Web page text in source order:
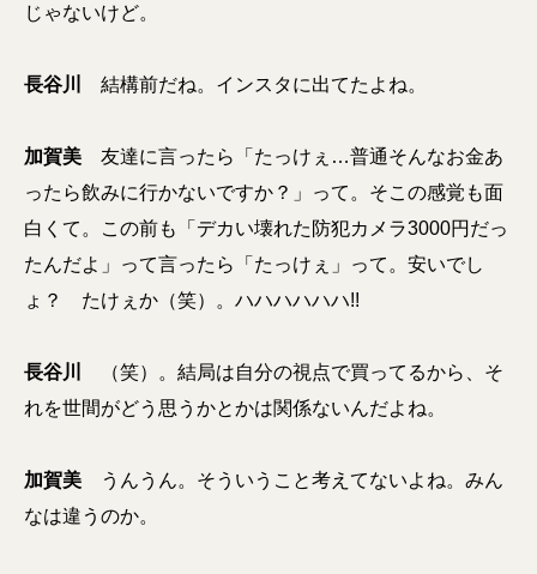
じゃないけど。
長谷川 結構前だね。インスタに出てたよね。
加賀美 友達に言ったら「たっけぇ…普通そんなお金あ
ったら飲みに行かないですか？」って。そこの感覚も面
白くて。この前も「デカい壊れた防犯カメラ3000円だっ
たんだよ」って言ったら「たっけぇ」って。安いでし
ょ？ たけぇか（笑）。ハハハハハハ!!
長谷川
（笑）。結局は自分の視点で買ってるから、そ
れを世間がどう思うかとかは関係ないんだよね。
加賀美 うんうん。そういうこと考えてないよね。みん
なは違うのか。